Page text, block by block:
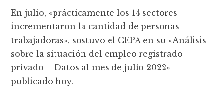
En julio, «prácticamente los 14 sectores
incrementaron la cantidad de personas
trabajadoras», sostuvo el CEPA en su «Análisis
sobre la situación del empleo registrado
privado – Datos al mes de julio 2022»
publicado hoy.